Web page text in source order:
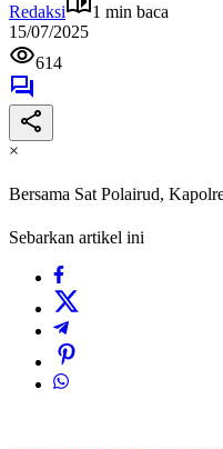
Redaksi
1 min baca
15/07/2025
614
×
Bersama Sat Polairud,
Sebarkan artikel ini